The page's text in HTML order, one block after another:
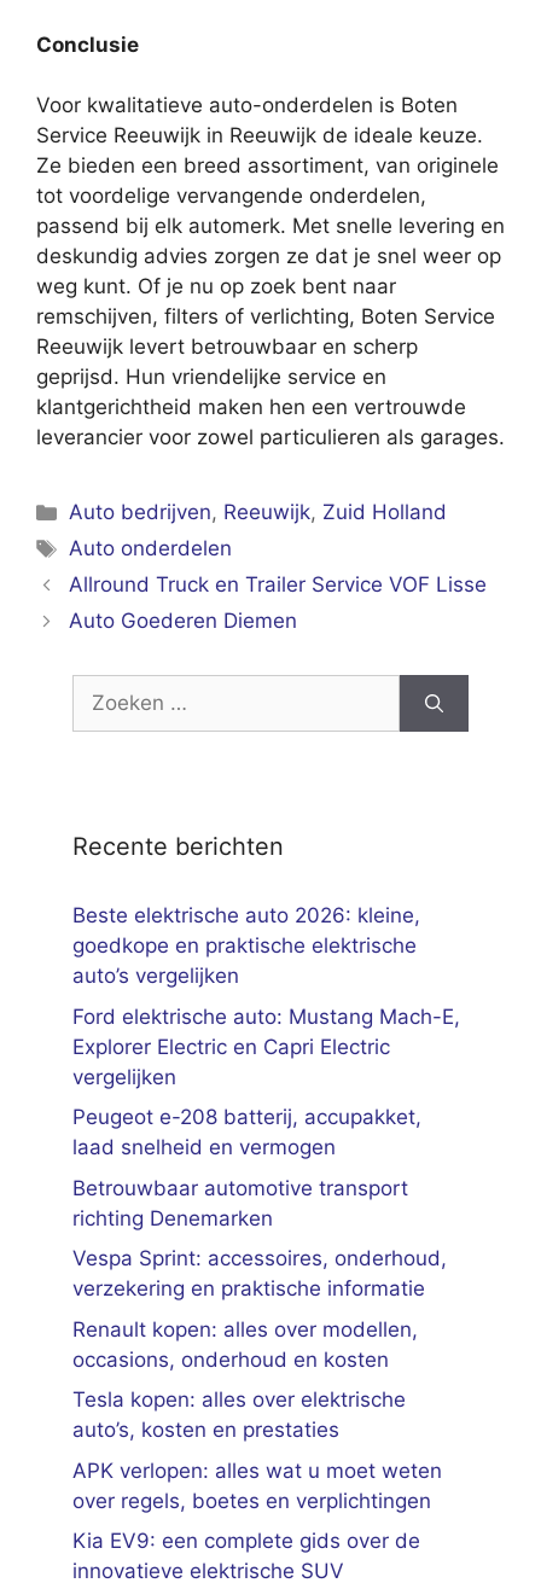
Conclusie
Voor kwalitatieve auto-onderdelen is Boten
Service Reeuwijk in Reeuwijk de ideale keuze.
Ze bieden een breed assortiment, van originele
tot voordelige vervangende onderdelen,
passend bij elk automerk. Met snelle levering en
deskundig advies zorgen ze dat je snel weer op
weg kunt. Of je nu op zoek bent naar
remschijven, filters of verlichting, Boten Service
Reeuwijk levert betrouwbaar en scherp
geprijsd. Hun vriendelijke service en
klantgerichtheid maken hen een vertrouwde
leverancier voor zowel particulieren als garages.
Categorieën
Auto bedrijven, Reeuwijk, Zuid Holland
Tags
Auto onderdelen
Allround Truck en Trailer Service VOF Lisse
Auto Goederen Diemen
Zoek
Recente berichten
Beste elektrische auto 2026: kleine,
goedkope en praktische elektrische
auto’s vergelijken
Ford elektrische auto: Mustang Mach-E,
Explorer Electric en Capri Electric
vergelijken
Peugeot e-208 batterij, accupakket,
laad snelheid en vermogen
Betrouwbaar automotive transport
richting Denemarken
Vespa Sprint: accessoires, onderhoud,
verzekering en praktische informatie
Renault kopen: alles over modellen,
occasions, onderhoud en kosten
Tesla kopen: alles over elektrische
auto’s, kosten en prestaties
APK verlopen: alles wat u moet weten
over regels, boetes en verplichtingen
Kia EV9: een complete gids over de
innovatieve elektrische SUV